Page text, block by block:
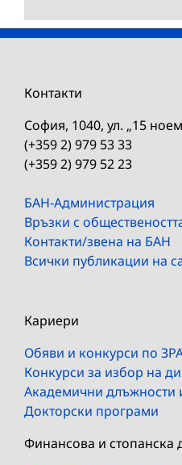
Контакти
София, 1040, ул. „15
(+359 2) 979 53 33
(+359 2) 979 52 23
БАН-Администрация
Връзки с
Контакти/звена на БАН
Всички публикации на
Кариери
Обяви и конкурси по
Конкурси за избор на
Академични длъжности
Докторски програми
Финансова и стопанска